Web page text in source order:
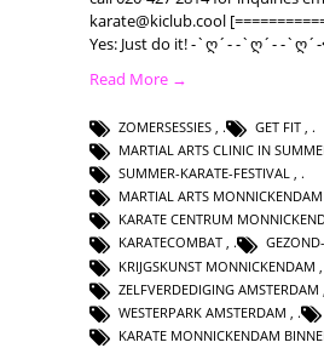
karate@kiclub.cool
Read More →
ZOMERSESSIES , GET FIT ,
MARTIAL ARTS CLINIC IN
SUMMER-KARATE-FESTIVAL ,
MARTIAL ARTS MONNICKENDAM
KARATE CENTRUM
KARATECOMBAT ,
KRIJGSKUNST MONNICKENDAM
ZELFVERDEDIGING AMSTERDAM
WESTERPARK AMSTERDAM
KARATE MONNICKENDAM